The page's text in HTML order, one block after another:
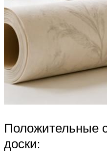
Положительные
доски: